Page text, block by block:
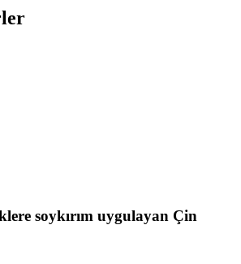
soykırım uygulayan Çin